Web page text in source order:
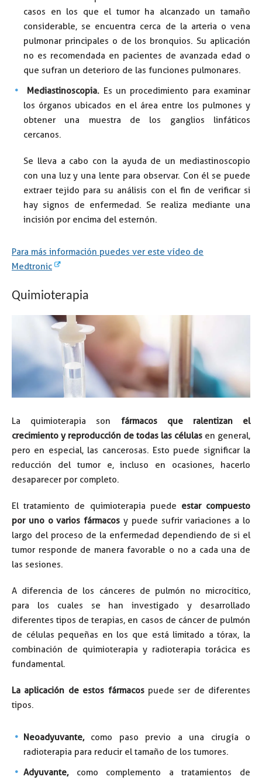
casos en los que el tumor ha alcanzado un tamaño
considerable, se encuentra cerca de la arteria o vena
pulmonar principales o de los bronquios. Su aplicación
no es recomendada en pacientes de avanzada edad o
que sufran un deterioro de las funciones pulmonares.
Mediastinoscopia. Es un procedimiento para examinar
los órganos ubicados en el área entre los pulmones y
obtener una muestra de los ganglios linfáticos
cercanos.
Se lleva a cabo con la ayuda de un mediastinoscopio
con una luz y una lente para observar. Con él se puede
extraer tejido para su análisis con el fin de verificar si
hay signos de enfermedad. Se realiza mediante una
incisión por encima del esternón.
Para más información puedes ver este vídeo de
Medtronic
QUIMIOTERAPIA
Quimioterapia
La quimioterapia son fármacos que ralentizan el
crecimiento y reproducción de todas las células en general,
pero en especial, las cancerosas. Esto puede significar la
reducción del tumor e, incluso en ocasiones, hacerlo
desaparecer por completo.
El tratamiento de quimioterapia puede estar compuesto
por uno o varios fármacos y puede sufrir variaciones a lo
largo del proceso de la enfermedad dependiendo de si el
tumor responde de manera favorable o no a cada una de
las sesiones.
A diferencia de los cánceres de pulmón no microcítico,
para los cuales se han investigado y desarrollado
diferentes tipos de terapias, en casos de cáncer de pulmón
de células pequeñas en los que está limitado a tórax, la
combinación de quimioterapia y radioterapia torácica es
fundamental.
La aplicación de estos fármacospuede ser de diferentes
tipos.
Neoadyuvante,como paso previo a una cirugía o
radioterapia para reducir el tamaño de los tumores.
Adyuvante,como complemento a tratamientos de